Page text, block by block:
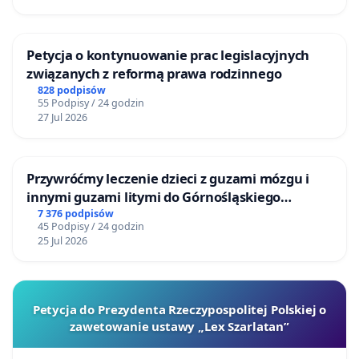
takich samych uwarunkowaniach prawnych i
Podzielenie środowiska służb mundurowych na dwie
grupy (zależnie od okresu zwolnienia) narusza zasadę
równego traktowania, określonej w treści art. 32
Konstytucji Rzeczypospolitej Polskiej
podmioty posiadające daną cechą istotną powinny być
traktowane według jednakowej miary, bez
dyskryminowania i faworyzowania. Uprzywilejowanie w
postaci prawa do uzyskania waloryzacji uposażenia
przez funkcjonariuszy i żołnierzy, którzy zostali w
emerytalne.
Państwo ma obowiązek działać sprawiedliwie, gdyż
Petycja o kontynuowanie prac legislacyjnych
związanych z reformą prawa rodzinnego
828 podpisów
55 Podpisy / 24 godzin
27 Jul 2026
Przywróćmy leczenie dzieci z guzami mózgu i
innymi guzami litymi do Górnośląskiego
Centrum Zdrowia Dziecka w Katowicach
7 376 podpisów
45 Podpisy / 24 godzin
25 Jul 2026
Petycja do Prezydenta Rzeczypospolitej Polskiej o
zawetowanie ustawy „Lex Szarlatan”